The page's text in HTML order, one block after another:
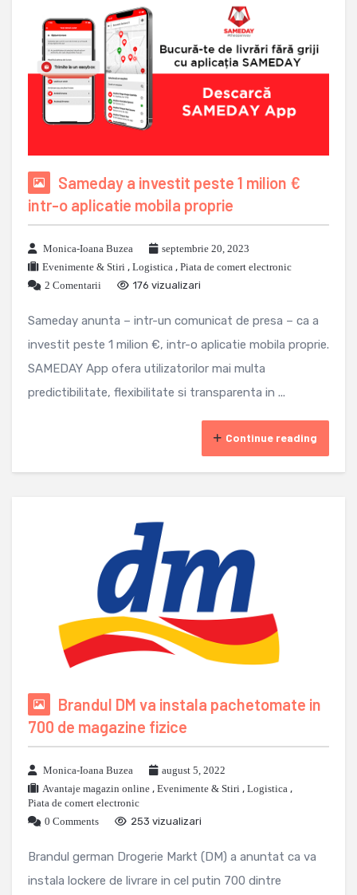
Sameday a investit peste 1 milion €
intr-o aplicatie mobila proprie
Monica-Ioana Buzea
septembrie 20, 2023
Evenimente & Stiri , Logistica , Piata de comert electronic
2 Comentarii
176 vizualizari
Sameday anunta – intr-un comunicat de presa – ca a
investit peste 1 milion €, intr-o aplicatie mobila proprie.
SAMEDAY App ofera utilizatorilor mai multa
predictibilitate, flexibilitate si transparenta in ...
Continue reading
Brandul DM va instala pachetomate in
700 de magazine fizice
Monica-Ioana Buzea
august 5, 2022
Avantaje magazin online , Evenimente & Stiri , Logistica ,
Piata de comert electronic
0 Comments
253 vizualizari
Brandul german Drogerie Markt (DM) a anuntat ca va
instala lockere de livrare in cel putin 700 dintre